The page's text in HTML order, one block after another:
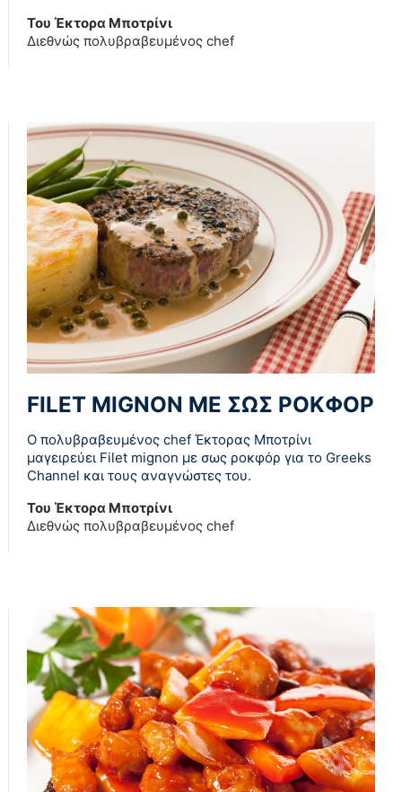
Του Έκτορα Μποτρίνι
Διεθνώς πολυβραβευμένος chef
FILET MIGNON ΜΕ ΣΩΣ ΡΟΚΦΟΡ
O πολυβραβευμένος chef Έκτορας Μποτρίνι
μαγειρεύει Filet mignon με σως ροκφόρ για το Greeks
Channel και τους αναγνώστες του.
Του Έκτορα Μποτρίνι
Διεθνώς πολυβραβευμένος chef